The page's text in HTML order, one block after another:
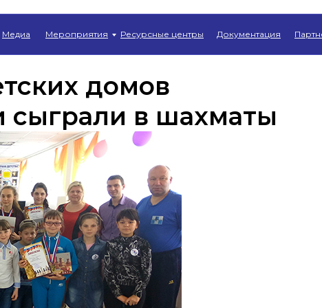
Документация
Ресурсные центры
Мероприятия
Медиа
домов
сыграли в шахматы